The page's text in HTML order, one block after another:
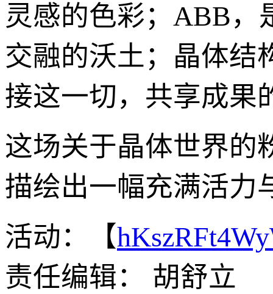
灵感的色彩；ABB，
交融的沃土；晶体结
接这一切，共享成果
这场关于晶体世界的
描绘出一幅充满活力
活动：【
责任编辑： 胡舒立